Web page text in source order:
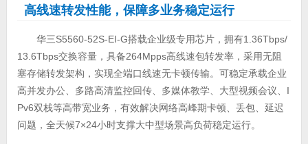
高线速转发性能，保障多业务稳定运行
华三S5560-52S-EI-G搭载企业级专用芯片，拥有1.36Tbps/
13.6Tbps交换容量，具备264Mpps高线速包转发率，采用无阻
塞存储转发架构，实现全端口线速无卡顿传输。可稳定承载企业
高并发办公、多路高清监控回传、多媒体教学、大型视频会议、I
Pv6双栈等高带宽业务，有效解决网络高峰期卡顿、丢包、延迟
问题，全天候7×24小时支撑大中型场景高负荷稳定运行。